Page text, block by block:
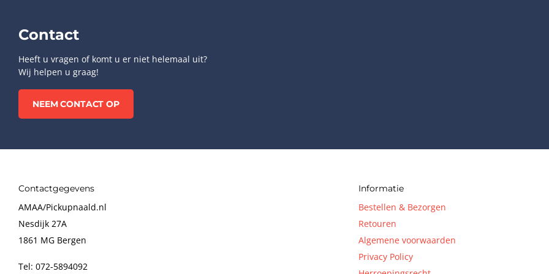
Contact
Heeft u vragen of komt u er niet helemaal uit?
Wij helpen u graag!
NEEM CONTACT OP
Contactgegevens
AMAA/Pickupnaald.nl
Nesdijk 27A
1861 MG Bergen
Tel: 072-5894092
Informatie
Bestellen & Bezorgen
Retouren
Algemene voorwaarden
Privacy Policy